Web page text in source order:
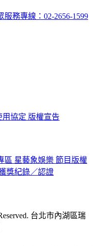
服務專線：02-2656-1599
用協定 版權宣告
區 星藝象娛樂 節目版權
獎紀錄／認證
台北市內湖區瑞